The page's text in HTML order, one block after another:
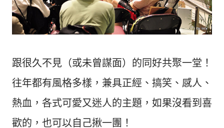
跟很久不見（或未曾謀面）的同好共聚一堂！
往年都有風格多樣，兼具正經、搞笑、感人、
熱血，各式可愛又迷人的主題，如果沒看到喜
歡的，也可以自己揪一團！